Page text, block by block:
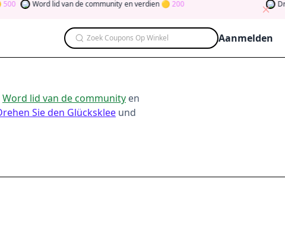
Word lid van de community en verdien 200
Zoek Coupons Op Winkel Aanmelden
Word lid van de community en
Sie den Glücksklee und